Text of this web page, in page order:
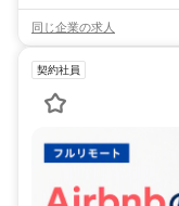
同じ企業の求人
契約社員